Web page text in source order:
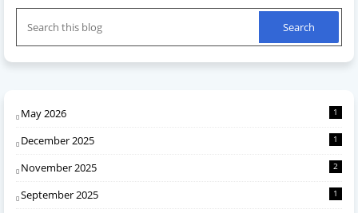
May 2026 1
December 2025 1
November 2025 2
September 2025 1